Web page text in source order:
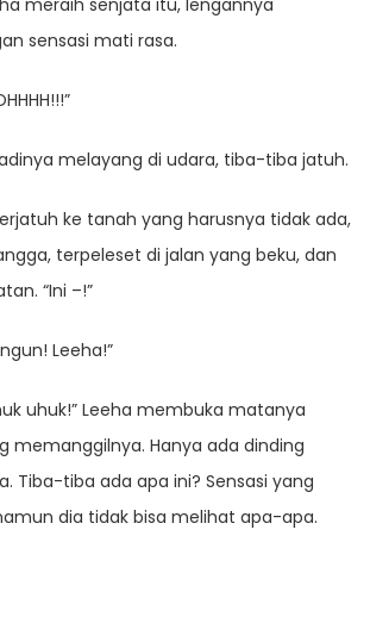
meraih senjata itu, lengannya
sensasi mati rasa.
melayang di udara, tiba-tiba jatuh.
ke tanah yang harusnya tidak ada,
terpeleset di jalan yang beku, dan
“Ini –!”
Leeha!”
uhuk!” Leeha membuka matanya
memanggilnya. Hanya ada dinding
Tiba-tiba ada apa ini? Sensasi yang
dia tidak bisa melihat apa-apa.